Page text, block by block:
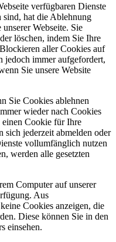
verfügbaren Dienste
hat die Ablehnung
Webseite. Sie
löschen, indem Sie Ihre
aller Cookies auf
jedoch immer aufgefordert,
Sie unsere Website
Sie Cookies ablehnen
wieder nach Cookies
einen Cookie für Ihre
sich jederzeit abmelden oder
vollumfänglich nutzen
werden alle gesetzten
Computer auf unserer
Aus
Cookies anzeigen, die
Diese können Sie in den
einsehen.